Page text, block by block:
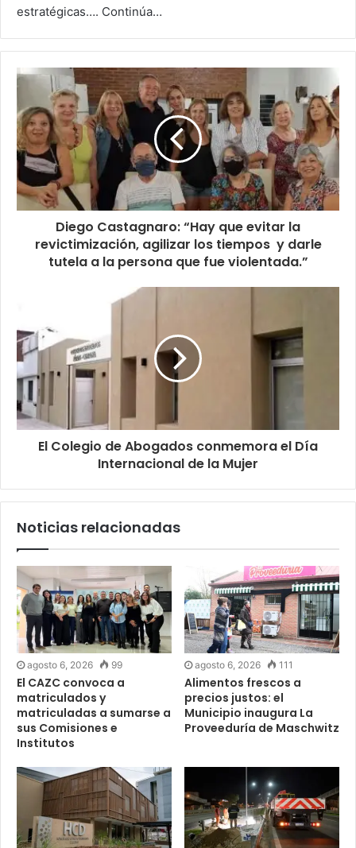
estratégicas…. Continúa…
Diego Castagnaro: “Hay que evitar la
revictimización, agilizar los tiempos y darle
tutela a la persona que fue violentada.”
El Colegio de Abogados conmemora el Día
Internacional de la Mujer
Noticias relacionadas
agosto 6, 2026 99
El CAZC convoca a
matriculados y
matriculadas a sumarse a
sus Comisiones e
Institutos
agosto 6, 2026 111
Alimentos frescos a
precios justos: el
Municipio inaugura La
Proveeduría de Maschwitz